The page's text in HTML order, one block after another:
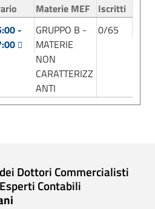
Materie MEF
Iscritti
-
GRUPPO B -
MATERIE
NON
CARATTERIZZ
ANTI
0/65
Dottori Commercialisti
Contabili